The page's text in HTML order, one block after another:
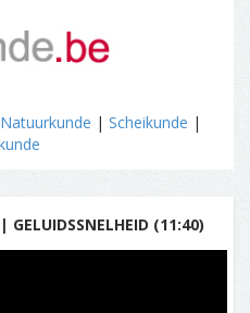
Natuurkunde | Scheikunde |
GELUIDSSNELHEID (11:40)